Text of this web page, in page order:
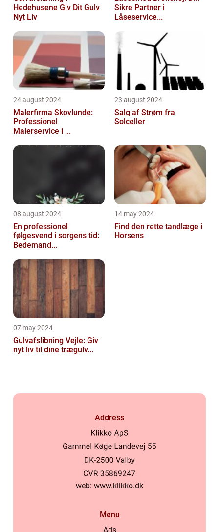
Hedehusene Giv Dit Gulv
Nyt Liv
Sikre Partner i
Låseservice...
24 august 2024
Malerfirma Skovlunde:
Professionel
Malerservice i ...
23 august 2024
Salg af Strøm fra
Solceller
08 august 2024
En professionel
følgesvend i sorgens tid:
Bedemand...
14 may 2024
Find den rette tandlæge i
Horsens
07 may 2024
Gulvafslibning Vejle: Giv
nyt liv til dine trægulv...
Address
web: www.klikko.dk
Menu
Ads